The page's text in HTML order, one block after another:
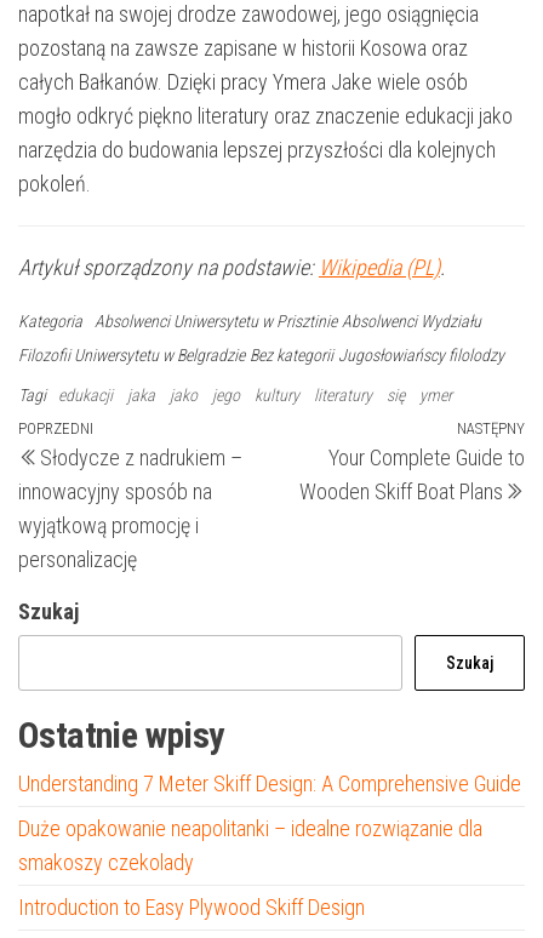
napotkał na swojej drodze zawodowej, jego osiągnięcia
pozostaną na zawsze zapisane w historii Kosowa oraz
całych Bałkanów. Dzięki pracy Ymera Jake wiele osób
mogło odkryć piękno literatury oraz znaczenie edukacji jako
narzędzia do budowania lepszej przyszłości dla kolejnych
pokoleń.
Artykuł sporządzony na podstawie: Wikipedia (PL).
Kategoria Absolwenci Uniwersytetu w Prisztinie Absolwenci Wydziału
Filozofii Uniwersytetu w Belgradzie Bez kategorii Jugosłowiańscy filolodzy
Tagi edukacji jaka jako jego kultury literatury się ymer
Nawigacja
wpisu
Poprzedni
wpis
POPRZEDNI
Słodycze z nadrukiem –
innowacyjny sposób na
wyjątkową promocję i
personalizację
NASTĘPNY
Your Complete Guide to
Wooden Skiff Boat Plans
Szukaj
Szukaj
Ostatnie wpisy
Understanding 7 Meter Skiff Design: A Comprehensive Guide
Duże opakowanie neapolitanki – idealne rozwiązanie dla
smakoszy czekolady
Introduction to Easy Plywood Skiff Design